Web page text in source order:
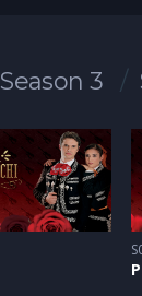
Season 3